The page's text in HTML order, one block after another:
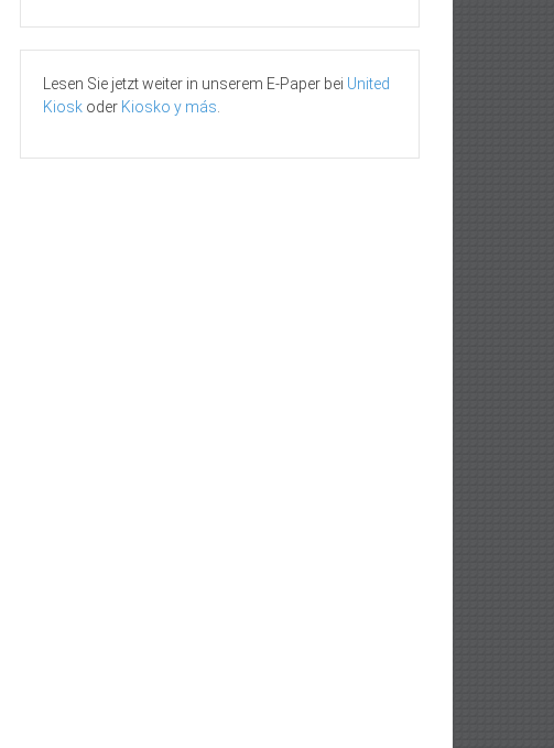
Lesen Sie jetzt weiter in unserem E-Paper bei United
Kiosk oder Kiosko y más